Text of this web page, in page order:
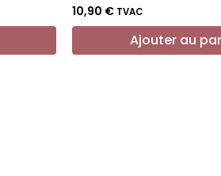
10,90 € TVAC
Ajouter au